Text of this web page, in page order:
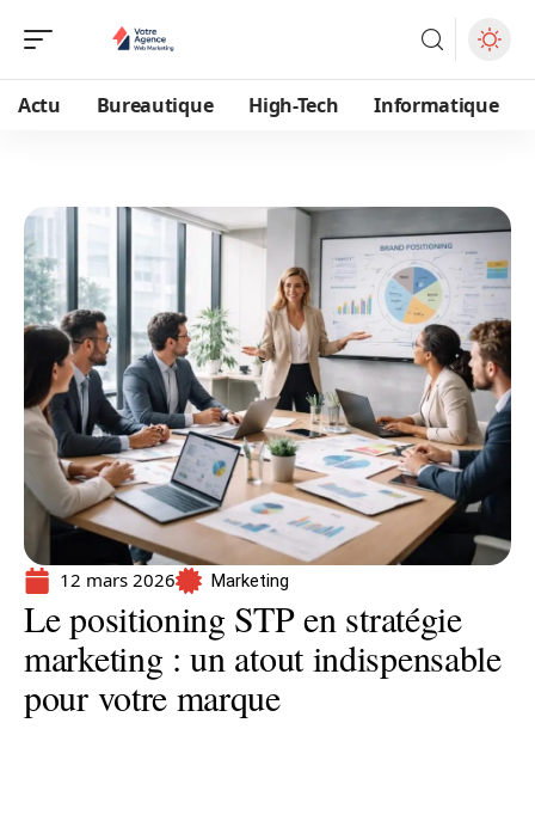
Actu Bureautique High-Tech Informatique
12 mars 2026 Marketing
Le positioning STP en stratégie
marketing : un atout indispensable
pour votre marque